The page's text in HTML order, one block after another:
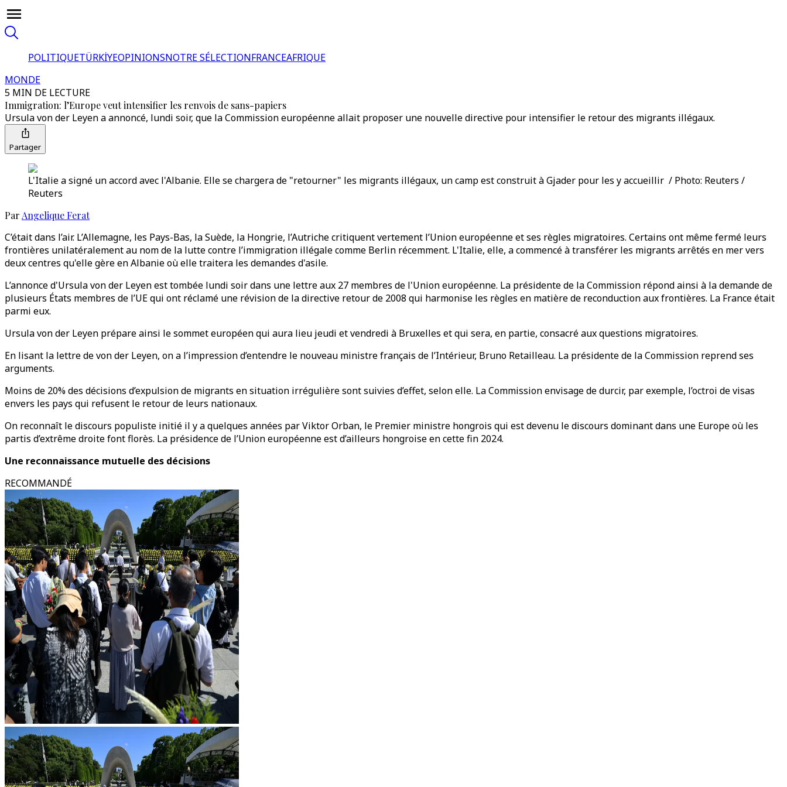
POLITIQUETÜRKİYEOPINIONSNOTRE SÉLECTIONFRANCEAFRIQUE
MONDE
5 MIN DE LECTURE
Immigration: l’Europe veut intensifier les renvois de sans-papiers
Ursula von der Leyen a annoncé, lundi soir, que la Commission européenne allait proposer une nouvelle directive pour intensifier le retour des migrants illégaux.
Partager
L'Italie a signé un accord avec l'Albanie. Elle se chargera de "retourner" les migrants illégaux, un camp est construit à Gjader pour les y accueillir / Photo: Reuters /
Reuters
Par Angelique Ferat
C’était dans l’air. L’Allemagne, les Pays-Bas, la Suède, la Hongrie, l’Autriche critiquent vertement l’Union européenne et ses règles migratoires. Certains ont même fermé leurs
frontières unilatéralement au nom de la lutte contre l’immigration illégale comme Berlin récemment. L'Italie, elle, a commencé à transférer les migrants arrêtés en mer vers
deux centres qu'elle gère en Albanie où elle traitera les demandes d'asile.
L’annonce d'Ursula von der Leyen est tombée lundi soir dans une lettre aux 27 membres de l'Union européenne. La présidente de la Commission répond ainsi à la demande de
plusieurs États membres de l’UE qui ont réclamé une révision de la directive retour de 2008 qui harmonise les règles en matière de reconduction aux frontières. La France était
parmi eux.
Ursula von der Leyen prépare ainsi le sommet européen qui aura lieu jeudi et vendredi à Bruxelles et qui sera, en partie, consacré aux questions migratoires.
En lisant la lettre de von der Leyen, on a l’impression d’entendre le nouveau ministre français de l’Intérieur, Bruno Retailleau. La présidente de la Commission reprend ses
arguments.
Moins de 20% des décisions d’expulsion de migrants en situation irrégulière sont suivies d’effet, selon elle. La Commission envisage de durcir, par exemple, l’octroi de visas
envers les pays qui refusent le retour de leurs nationaux.
On reconnaît le discours populiste initié il y a quelques années par Viktor Orban, le Premier ministre hongrois qui est devenu le discours dominant dans une Europe où les
partis d’extrême droite font florès. La présidence de l’Union européenne est d’ailleurs hongroise en cette fin 2024.
Une reconnaissance mutuelle des décisions
RECOMMANDÉ